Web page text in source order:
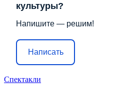
культуры?
Напишите — решим!
Написать
Спектакли